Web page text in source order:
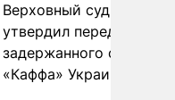
Верховный суд Швеции
утвердил передачу
задержанного
«Каффа» Украине